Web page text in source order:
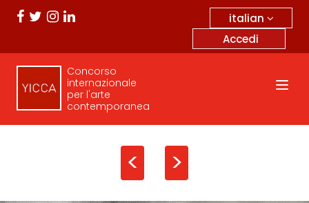
italian
Accedi
Concorso
internazionale
per l'arte
contemporanea
< >